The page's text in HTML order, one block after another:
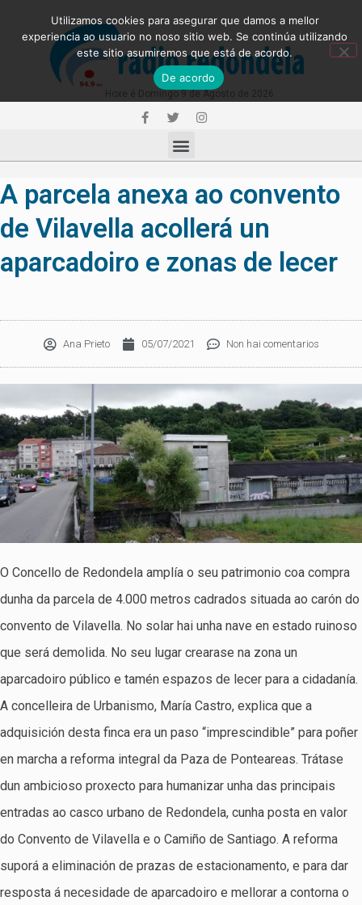
A parcela anexa ao convento
de Vilavella acollerá un
aparcadoiro e zonas de lecer
Ana Prieto 05/07/2021 Non hai comentarios
O Concello de Redondela amplía o seu patrimonio coa compra
dunha da parcela de 4.000 metros cadrados situada ao carón do
convento de Vilavella. No solar hai unha nave en estado ruinoso
que será demolida. No seu lugar crearase na zona un
aparcadoiro público e tamén espazos de lecer para a cidadanía.
A concelleira de Urbanismo, María Castro, explica que a
adquisición desta finca era un paso “imprescindible” para poñer
en marcha a reforma integral da Paza de Ponteareas. Trátase
dun ambicioso proxecto para humanizar unha das principais
entradas ao casco urbano de Redondela, cunha posta en valor
do Convento de Vilavella e o Camiño de Santiago. A reforma
suporá a eliminación de prazas de estacionamento, e para dar
resposta á necesidade de aparcadoiro e mellorar a contorna o
Utilizamos cookies para asegurar que damos a mellor
experiencia ao usuario no noso sitio web. Se continúa utilizando
este sitio asumiremos que está de acordo.
De acordo